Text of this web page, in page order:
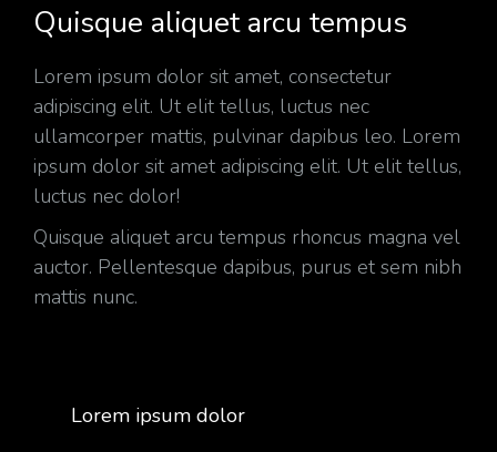
Quisque aliquet arcu tempus
Lorem ipsum dolor sit amet, consectetur
adipiscing elit. Ut elit tellus, luctus nec
ullamcorper mattis, pulvinar dapibus leo. Lorem
ipsum dolor sit amet adipiscing elit. Ut elit tellus,
luctus nec dolor!
Quisque aliquet arcu tempus rhoncus magna vel
auctor. Pellentesque dapibus, purus et sem nibh
mattis nunc.
Lorem ipsum dolor